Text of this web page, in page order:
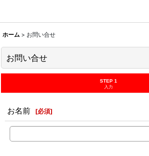
ホーム > お問い合せ
お問い合せ
STEP 1
入力
お名前 [必須]